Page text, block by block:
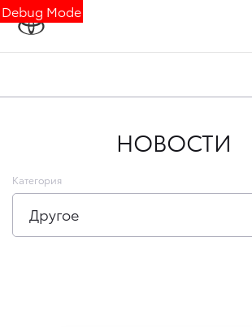
Debug Mode
НОВОСТИ
Категория
Другое